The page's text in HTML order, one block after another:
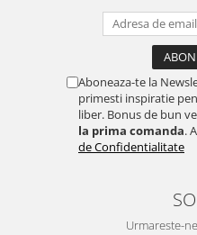
Aboneaza-te la
primesti inspiratie
liber. Bonus de bun
la prima comanda.
de Confidentialitate
Urmareste-